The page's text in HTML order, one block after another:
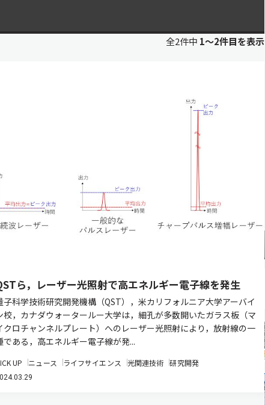
全2件中 1〜2件目を表示
ら，レーザー光照射で高エネルギー電子線を発生
子科学技術研究開発機構（QST），米カリフォルニア大学アーバイ
校，カナダウォータールー大学は，細孔が多数開いたガラス板（マ
クロチャンネルプレート）へのレーザー光照射により，放射線の一
である，高エネルギー電子線が発...
UP ニュース ライフサイエンス 光関連技術 研究開発